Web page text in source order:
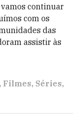
continuar
com os
das
assistir às
Filmes Séries